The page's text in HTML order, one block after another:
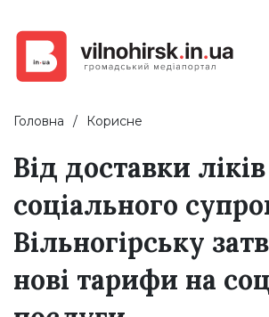
Головна Корисне
Від доставки
соціального
Вільногірську
нові тарифи на